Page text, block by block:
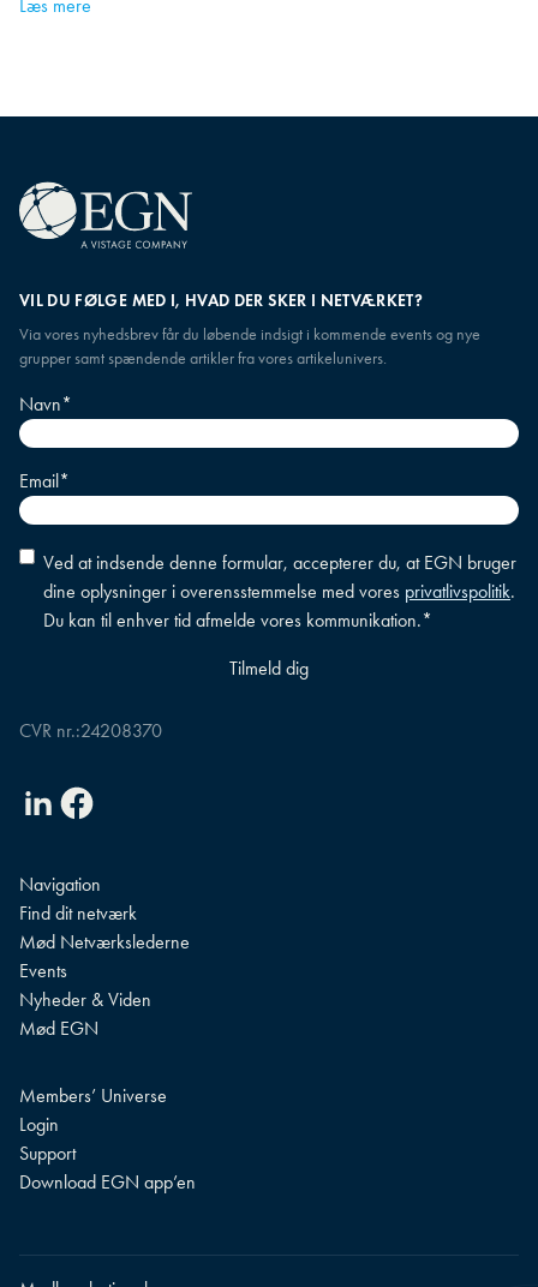
Læs mere
VIL DU FØLGE MED I, HVAD DER SKER I NETVÆRKET?
Via vores nyhedsbrev får du løbende indsigt i kommende events og nye
grupper samt spændende artikler fra vores artikelunivers.
Navn*
Email*
Accepter
betingelser*
Ved at indsende denne formular, accepterer du, at EGN bruger
dine oplysninger i overensstemmelse med vores privatlivspolitik.
Du kan til enhver tid afmelde vores kommunikation.*
CVR nr.:24208370
LinkedinFacebook
Navigation
Find dit netværk
Mød Netværkslederne
Events
Nyheder & Viden
Mød EGN
Members’ Universe
Login
Support
Download EGN app’en